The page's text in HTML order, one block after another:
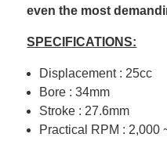
even the most
SPECIFICATIONS:
Displacement : 25cc
Bore : 34mm
Stroke : 27.6mm
Practical RPM : 2,000